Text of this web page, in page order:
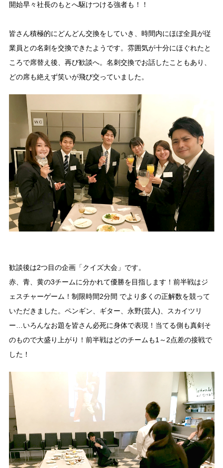
開始早々社長のもとへ駆けつける強者も！！
皆さん積極的にどんどん交換をしていき、時間内にほぼ全員が従
業員との名刺を交換できたようです。雰囲気が十分にほぐれたと
ころで席替え後、再び歓談へ。名刺交換でお話したこともあり、
どの席も絶えず笑いが飛び交っていました。
歓談後は2つ目の企画「クイズ大会」です。
赤、青、黄の3チームに分かれて優勝を目指します！前半戦はジ
ェスチャーゲーム！制限時間2分間 でより多くの正解数を競って
いただきました。ペンギン、ギター、永野(芸人)、スカイツリ
ー…いろんなお題を皆さん必死に身体で表現！当てる側も真剣そ
のもので大盛り上がり！前半戦はどのチームも1～2点差の接戦で
した！